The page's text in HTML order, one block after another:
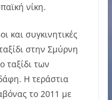
νίκη.
και συγκινητικές
στην Σμύρνη
ταξίδι των
Η τεράστια
το 2011 με